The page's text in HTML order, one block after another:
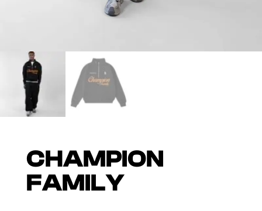
CHAMPION
FAMILY